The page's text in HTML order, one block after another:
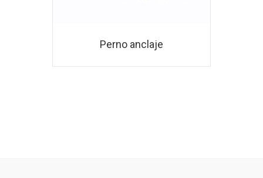
Perno anclaje